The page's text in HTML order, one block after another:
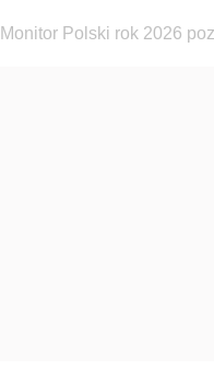
Monitor Polski rok 2026